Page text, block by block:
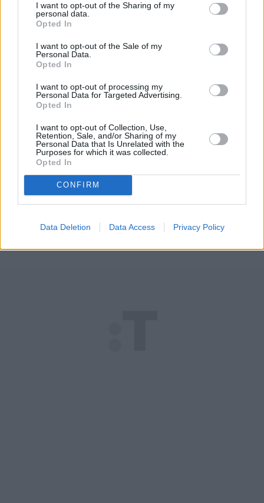
I want to opt-out of the Sharing of my
personal data.
Opted In
I want to opt-out of the Sale of my
Personal Data.
Opted In
I want to opt-out of processing my
Personal Data for Targeted Advertising.
Opted In
I want to opt-out of Collection, Use,
Retention, Sale, and/or Sharing of my
Personal Data that Is Unrelated with the
Purposes for which it was collected.
Opted In
CONFIRM
Data Deletion Data Access Privacy Policy
doświadczenie. Ba, w 2015 roku pomogło im to
przejąć w Polsce władzę.
Zgadzam się, nie ma tutaj przypadkowości. Tym
bardziej, że i prezydent, i jego otoczenie, mieli w
tę historię wywołać. Choćby w doraźnej walce
politycznej, dla wzmocnienia mitu głowy państwa,
która Rosjanom się nie kłania.
REKLAMA